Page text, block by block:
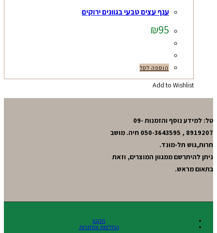
ענף עצים טבעי בגוונים ירוקים
₪95
הוספה לסל
Add to Wishlist
טל: למידע נוסף והזמנות 09-
8919207 , 050-3643595 חיה. מושב
חרות,גוש תל-מונד.
ניתן להיתרשם ממגוון המוצרים, וזאת
בתאום מראש.
תקנון
החלפות והחזרות